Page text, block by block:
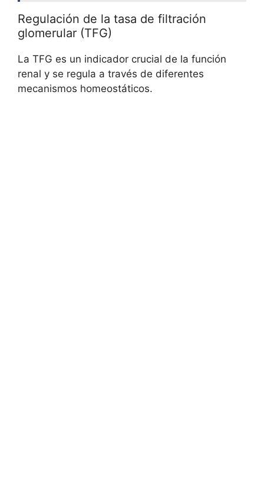
Regulación de la tasa de filtración
glomerular (TFG)
La TFG es un indicador crucial de la función
renal y se regula a través de diferentes
mecanismos homeostáticos.